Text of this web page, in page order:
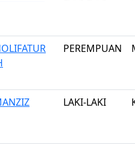
PEREMPUAN
LAKI-LAKI